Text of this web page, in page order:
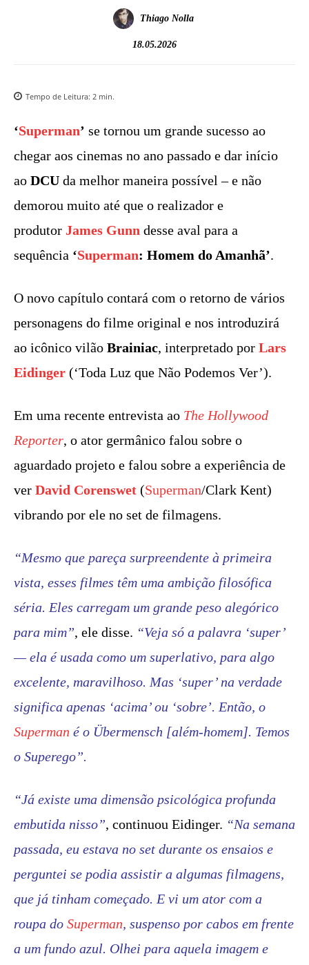
Thiago Nolla
18.05.2026
Tempo de Leitura: 2 min.
‘Superman’ se tornou um grande sucesso ao
chegar aos cinemas no ano passado e dar início
ao DCU da melhor maneira possível – e não
demorou muito até que o realizador e
produtor James Gunn desse aval para a
sequência ‘Superman: Homem do Amanhã’.
O novo capítulo contará com o retorno de vários
personagens do filme original e nos introduzirá
ao icônico vilão Brainiac, interpretado por Lars
Eidinger (‘Toda Luz que Não Podemos Ver’).
Em uma recente entrevista ao The Hollywood
Reporter, o ator germânico falou sobre o
aguardado projeto e falou sobre a experiência de
ver David Corenswet (Superman/Clark Kent)
vibrando por ele no set de filmagens.
“Mesmo que pareça surpreendente à primeira
vista, esses filmes têm uma ambição filosófica
séria. Eles carregam um grande peso alegórico
para mim”, ele disse. “Veja só a palavra ‘super’
— ela é usada como um superlativo, para algo
excelente, maravilhoso. Mas ‘super’ na verdade
significa apenas ‘acima’ ou ‘sobre’. Então, o
Superman é o Übermensch [além-homem]. Temos
o Superego”.
“Já existe uma dimensão psicológica profunda
embutida nisso”, continuou Eidinger. “Na semana
passada, eu estava no set durante os ensaios e
perguntei se podia assistir a algumas filmagens,
que já tinham começado. E vi um ator com a
roupa do Superman, suspenso por cabos em frente
a um fundo azul. Olhei para aquela imagem e